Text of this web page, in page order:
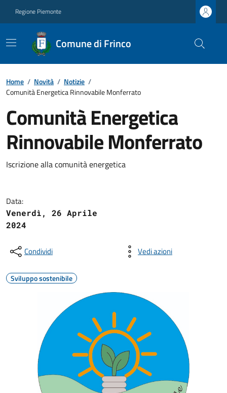
Regione Piemonte
Comune di Frinco
Home / Novità / Notizie /
Comunità Energetica Rinnovabile Monferrato
Comunità Energetica
Rinnovabile Monferrato
Iscrizione alla comunità energetica
Data:
Venerdì, 26 Aprile
2024
Condividi Vedi azioni
Sviluppo sostenibile